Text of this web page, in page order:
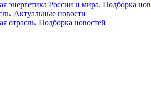
энергетика России и мира. Подборка
Актуальные новости
отрасль. Подборка новостей